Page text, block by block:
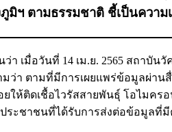
ภูมิฯ ตามธรรมชาติ ชี้เป็นความ
ว่า เมื่อวันที่ 14 เม.ย. 2565 สถาบั
มว่า ตามที่มีการเผยแพร่ข้อมูลผ่า
ยให้ติดเชื้อไวรัสสายพันธุ์ โอไมค
ระชาชนที่ได้รับการส่งต่อข้อมูลที่